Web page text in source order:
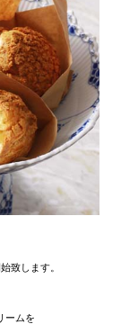
致します。
ームを